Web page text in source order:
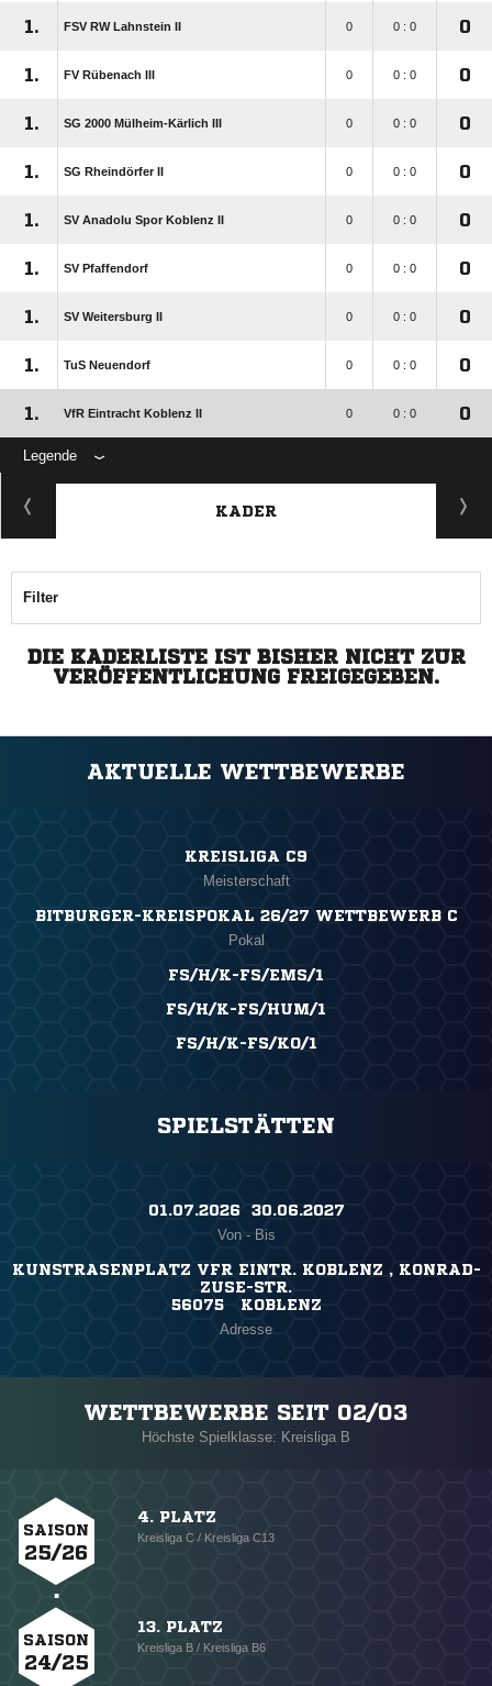
1. FSV RW Lahnstein II 0 0 : 0 0
1. FV Rübenach III 0 0 : 0 0
1. SG 2000 Mülheim-Kärlich III 0 0 : 0 0
1. SG Rheindörfer II 0 0 : 0 0
1. SV Anadolu Spor Koblenz II 0 0 : 0 0
1. SV Pfaffendorf 0 0 : 0 0
1. SV Weitersburg II 0 0 : 0 0
1. TuS Neuendorf 0 0 : 0 0
1. VfR Eintracht Koblenz II 0 0 : 0 0
Legende
KADER
Filter
DIE KADERLISTE IST BISHER NICHT ZUR
VERÖFFENTLICHUNG FREIGEGEBEN.
AKTUELLE WETTBEWERBE
KREISLIGA C9
Meisterschaft
BITBURGER-KREISPOKAL 26/27 WETTBEWERB C
Pokal
FS/H/K-FS/EMS/1
FS/H/K-FS/HUM/1
FS/H/K-FS/KO/1
SPIELSTÄTTEN
01.07.2026 ​ 30.06.2027
Von - Bis
KUNSTRASENPLATZ VFR EINTR. KOBLENZ , KONRAD-
ZUSE-STR.
56075 KOBLENZ
Adresse
WETTBEWERBE SEIT 02/03
Höchste Spielklasse: Kreisliga B
SAISON
25/26
4. PLATZ
Kreisliga C / Kreisliga C13
SAISON
24/25
13. PLATZ
Kreisliga B / Kreisliga B6